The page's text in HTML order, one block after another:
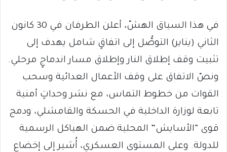
في هذا السياق الهشّ، أعلن الطرفان في 30 كانون
الثاني (يناير) التوصُّل إلى اتفاقٍ شامل يهدف إلى
تثبيت وقف إطلاق النار وإطلاق مسار اندماجٍ مرحلي.
ونصّ الاتفاق على وقف الأعمال العدائية وسحب
القوات من خطوط التماس، مع نشر وحداتٍ أمنية
تابعة لوزارة الداخلية في الحسكة والقامشلي، ودمج
قوى “الأسايش” المحلية ضمن الهياكل الرسمية
للدولة. وعلى المستوى العسكري، أُشير إلى إخضاع